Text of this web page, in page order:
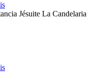
Jésuite La Candelaria